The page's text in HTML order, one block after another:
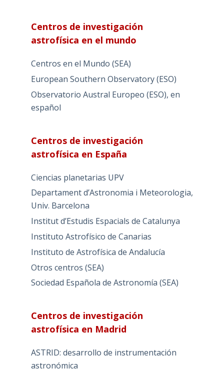
Centros de investigación
astrofísica en el mundo
Centros en el Mundo (SEA)
European Southern Observatory (ESO)
Observatorio Austral Europeo (ESO), en
español
Centros de investigación
astrofísica en España
Ciencias planetarias UPV
Departament d’Astronomia i Meteorologia,
Univ. Barcelona
Institut d’Estudis Espacials de Catalunya
Instituto Astrofísico de Canarias
Instituto de Astrofísica de Andalucía
Otros centros (SEA)
Sociedad Española de Astronomía (SEA)
Centros de investigación
astrofísica en Madrid
ASTRID: desarrollo de instrumentación
astronómica